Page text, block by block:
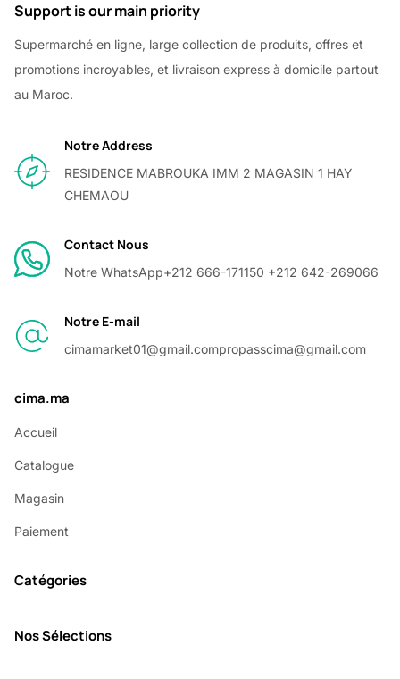
Support is our main priority
Supermarché en ligne, large collection de produits, offres et
promotions incroyables, et livraison express à domicile partout
au Maroc.
Notre Address
RESIDENCE MABROUKA IMM 2 MAGASIN 1 HAY
CHEMAOU
Contact Nous
Notre WhatsApp+212 666-171150 +212 642-269066
Notre E-mail
cimamarket01@gmail.compropasscima@gmail.com
cima.ma
Accueil
Catalogue
Magasin
Paiement
Catégories
Nos Sélections